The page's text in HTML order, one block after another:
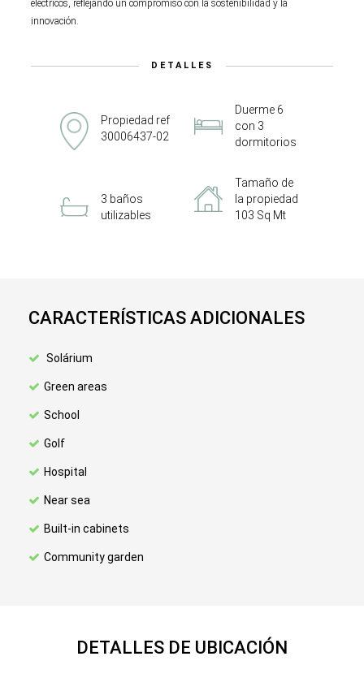
eléctricos, reflejando un compromiso con la sostenibilidad y la
innovación.
DETALLES
Propiedad ref
30006437-02
Duerme 6
con 3
dormitorios
3 baños
utilizables
Tamaño de
la propiedad
103 Sq Mt
CARACTERÍSTICAS ADICIONALES
Solárium
Green areas
School
Golf
Hospital
Near sea
Built-in cabinets
Community garden
DETALLES DE UBICACIÓN